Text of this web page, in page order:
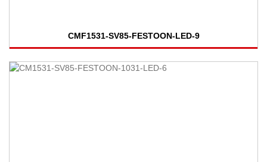
CMF1531-SV85-FESTOON-LED-9